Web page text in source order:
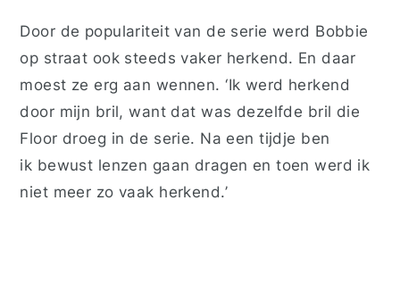
Door de populariteit van de serie werd Bobbie
op straat ook steeds vaker herkend. En daar
moest ze erg aan wennen. ‘Ik werd herkend
door mijn bril, want dat was dezelfde bril die
Floor droeg in de serie. Na een tijdje ben
ik bewust lenzen gaan dragen en toen werd ik
niet meer zo vaak herkend.’